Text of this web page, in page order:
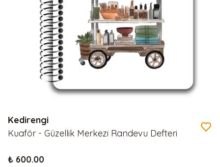
Kedirengi
Kuaför - Güzellik Merkezi Randevu Defteri
₺ 600.00